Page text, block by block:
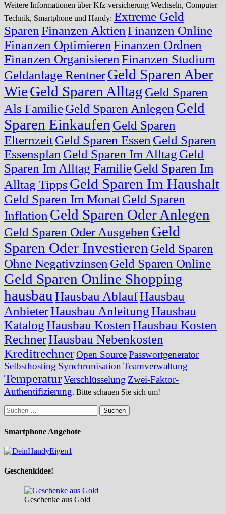
Weitere Informationen über Kfz-versicherung Wechseln, Computer
Technik, Smartphone und Handy: Extreme Geld
Sparen Finanzen Aktien Finanzen Online
Finanzen Optimieren Finanzen Ordnen
Finanzen Organisieren Finanzen Studium
Geldanlage RentnerGeld Sparen Aber
WieGeld Sparen Alltag Geld Sparen
Als FamilieGeld Sparen Anlegen Geld
Sparen Einkaufen Geld Sparen
ElternzeitGeld Sparen Essen Geld Sparen
Essensplan Geld Sparen Im Alltag Geld
Sparen Im Alltag FamilieGeld Sparen Im
Alltag Tipps Geld Sparen Im Haushalt
Geld Sparen Im MonatGeld Sparen
Inflation Geld Sparen Oder Anlegen
Geld Sparen Oder Ausgeben Geld
Sparen Oder Investieren Geld Sparen
Ohne Negativzinsen Geld Sparen Online
Geld Sparen Online Shopping
hausbau Hausbau AblaufHausbau
AnbieterHausbau AnleitungHausbau
KatalogHausbau Kosten Hausbau Kosten
RechnerHausbau Nebenkosten
KreditrechnerOpen SourcePasswortgenerator
Selbsthosting Synchronisation Teamverwaltung
TemperaturVerschlüsselung Zwei-Faktor-
Authentifizierung. Bitte schauen Sie sich um!
Suchen
nach:
Smartphone Angebote
Geschenkidee!
Geschenke aus Gold